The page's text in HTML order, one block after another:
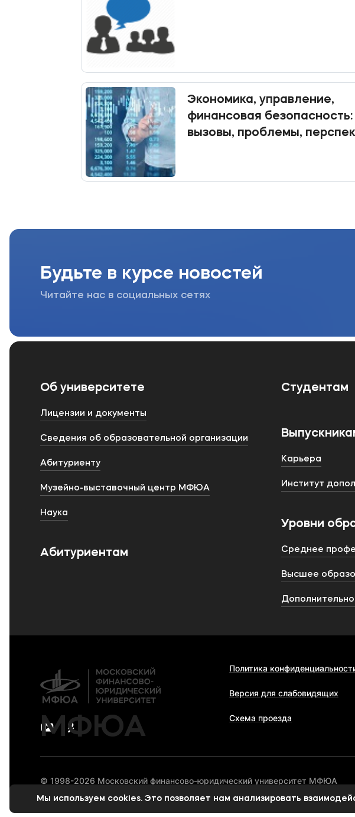
Экономика, управление,
финансовая безопасность:
вызовы, проблемы,
Будьте в курсе новостей
Читайте нас в социальных сетях
Об университете
Лицензии и документы
Сведения об образовательной организации
Абитуриенту
Музейно-выставочный центр МФЮА
Наука
Абитуриентам
Студентам
Карьера
Институт
Уровни
Среднее
Высшее
МФЮА
Политика
Версия для слабовидящих
Схема проезда
© 1998-2026 Московский финансово-юридический университет МФЮА
Мы используем cookies. Это позволяет нам анализировать